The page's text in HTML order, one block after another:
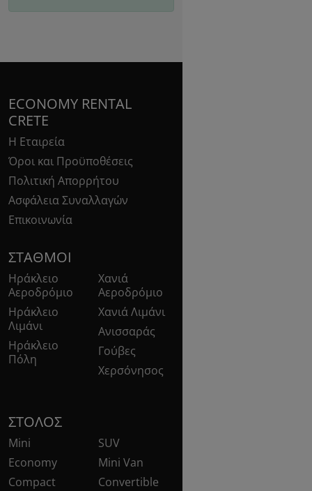
ECONOMY RENTAL
CRETE
Η Εταιρεία
Όροι και Προϋποθέσεις
Πολιτική Απορρήτου
Ασφάλεια Συναλλαγών
Επικοινωνία
ΣΤΑΘΜΟΊ
Ηράκλειο
Αεροδρόμιο
Ηράκλειο
Λιμάνι
Ηράκλειο
Πόλη
Χανιά
Αεροδρόμιο
Χανιά Λιμάνι
Ανισσαράς
Γούβες
Χερσόνησος
ΣΤΌΛΟΣ
Mini
Economy
Compact
SUV
Mini Van
Convertible